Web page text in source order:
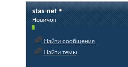
stas-net
Новичок
Найти сообщения
Найти темы